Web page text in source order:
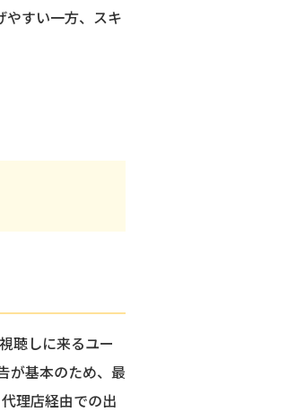
すい一方、スキ
聴しに来るユー
が基本のため、最
理店経由での出